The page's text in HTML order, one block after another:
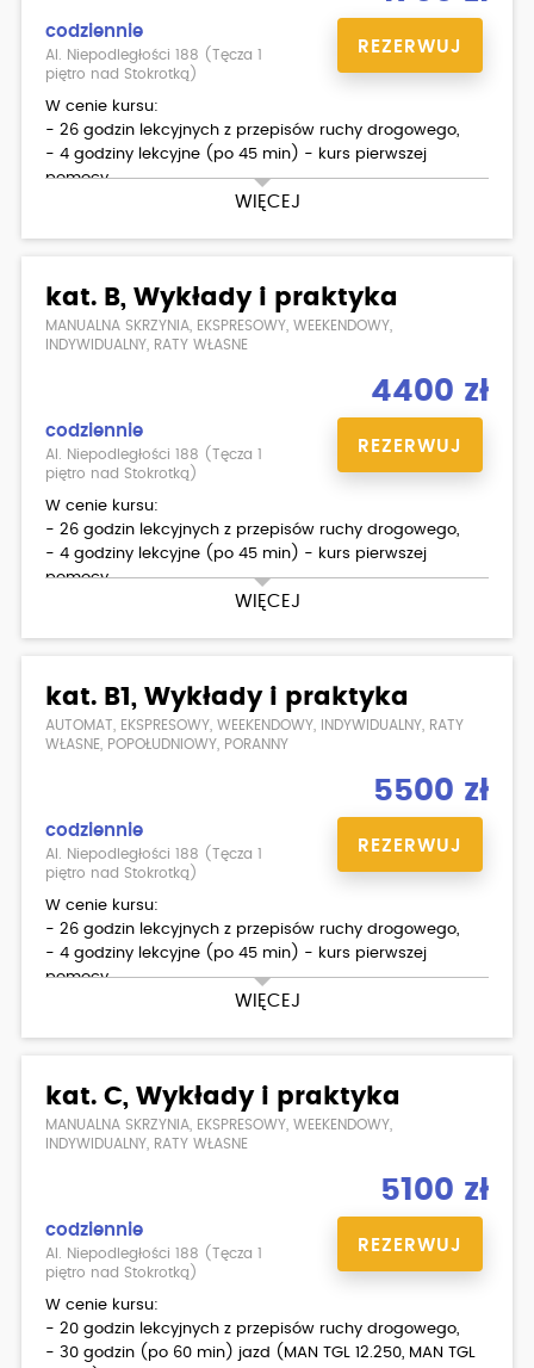
codziennie
Al. Niepodległości 188 (Tęcza 1
piętro nad Stokrotką)
REZERWUJ
WIĘCEJ
W cenie kursu:
- 26 godzin lekcyjnych z przepisów ruchy drogowego,
- 4 godziny lekcyjne (po 45 min) - kurs pierwszej
pomocy,
- 20 godzin (po 60 min) jazd (HONDA GLR 125),
Dodatkowo płatne:
- podstawienie motoru na egzamin państwowy
- skorzystanie z placu manewrowego w WORD
kat. B, Wykłady i praktyka
MANUALNA SKRZYNIA, EKSPRESOWY, WEEKENDOWY,
INDYWIDUALNY, RATY WŁASNE
4400 zł
codziennie
Al. Niepodległości 188 (Tęcza 1
piętro nad Stokrotką)
REZERWUJ
WIĘCEJ
W cenie kursu:
- 26 godzin lekcyjnych z przepisów ruchy drogowego,
- 4 godziny lekcyjne (po 45 min) - kurs pierwszej
pomocy,
- 30 godzin (po 60 min) jazd (TOYOTA YARIS III 1.3 6-
- materiały dla kursantów.
Dodatkowo płatne:
- skorzystanie z placu manewrowego w WORD
- podstawienie samochodu na którym uczyłeś się jeździć
na egzamin państwowy
kat. B1, Wykłady i praktyka
AUTOMAT, EKSPRESOWY, WEEKENDOWY, INDYWIDUALNY, RATY
WŁASNE, POPOŁUDNIOWY, PORANNY
5500 zł
codziennie
Al. Niepodległości 188 (Tęcza 1
piętro nad Stokrotką)
REZERWUJ
WIĘCEJ
W cenie kursu:
- 26 godzin lekcyjnych z przepisów ruchy drogowego,
- 4 godziny lekcyjne (po 45 min) - kurs pierwszej
pomocy,
- 30 godzin (po 60 min) jazd (AIXAM),
Dodatkowo płatne:
- podstawienie samochodu, którym uczyłeś się jeździć
na egzamin państwowy,
- badania lekarskie ( możliwość zrobienia w Ośrodku )
kat. C, Wykłady i praktyka
MANUALNA SKRZYNIA, EKSPRESOWY, WEEKENDOWY,
INDYWIDUALNY, RATY WŁASNE
5100 zł
codziennie
Al. Niepodległości 188 (Tęcza 1
piętro nad Stokrotką)
REZERWUJ
W cenie kursu:
- 20 godzin lekcyjnych z przepisów ruchy drogowego,
- 30 godzin (po 60 min) jazd (MAN TGL 12.250, MAN TGL